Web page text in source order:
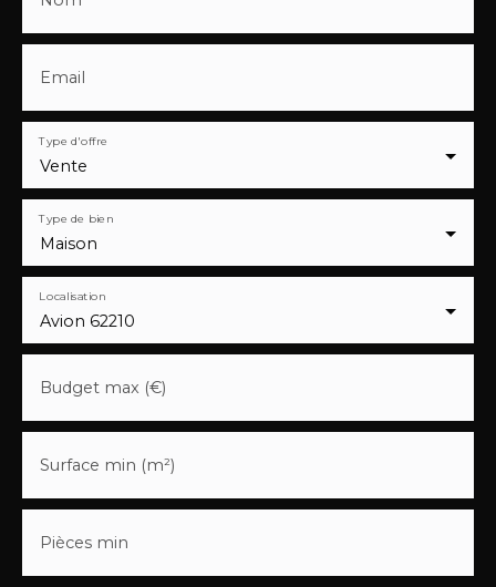
Email
Vente
Type d'offre
Maison
Type de bien
Avion 62210
Localisation
Budget max (€)
Surface min (m²)
Pièces min